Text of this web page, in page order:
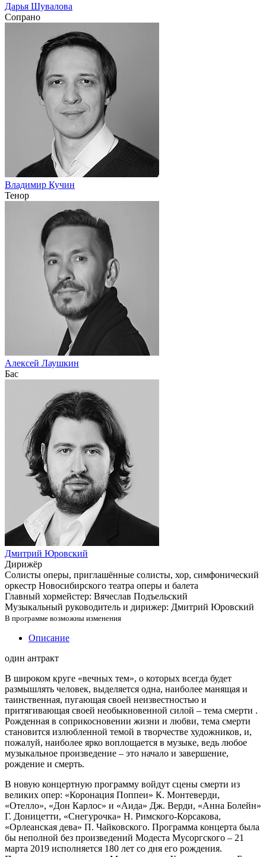
Дарья Шувалова
Сопрано
Владимир Кучин
Тенор
Алексей Лаушкин
Бас
Дмитрий Юровский
Дирижёр
Солисты оперы, приглашённые солисты, хор, симфонический
оркестр Новосибирского театра оперы и балета
Главный хормейстер: Вячеслав Подъельский
Музыкальный руководитель и дирижер: Дмитрий Юровский
В программе возможны изменения
Описание
один антракт
В широком круге «вечных тем», о которых всегда будет
размышлять человек, выделяется одна, наиболее манящая и
таинственная, пугающая своей неизвестностью и
притягивающая своей необыкновенной силой – тема смерти .
Рожденная в соприкосновении жизни и любви, тема смерти
становится излюбленной темой в творчестве художников, и,
пожалуй, наиболее ярко воплощается в музыке, ведь любое
музыкальное произведение – это начало и завершение,
рождение и смерть.
В новую концертную программу войдут сцены смерти из
великих опер: «Коронация Поппеи» К. Монтеверди,
«Отелло», «Дон Карлос» и «Аида» Дж. Верди, «Анна Болейн»
Г. Доницетти, «Снегурочка» Н. Римского-Корсакова,
«Орлеанская дева» П. Чайковского. Программа концерта была
бы неполной без произведений Модеста Мусоргского – 21
марта 2019 исполняется 180 лет со дня его рождения.